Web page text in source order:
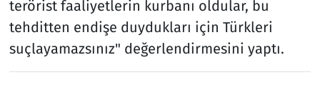
terörist faaliyetlerin kurbanı oldular, bu
tehditten endişe duydukları için Türkleri
suçlayamazsınız" değerlendirmesini yaptı.